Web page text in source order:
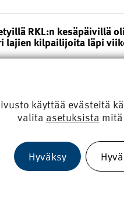
RKL:n kesäpäivillä
lajien kilpailijoita läpi
golfia pelasi Nokian
nuoret ottelivat
jo toisen kerran
Pyynikin
viikonloppuna kisailtiin
yhdistyksen
hyvinvoinnin eteen.
käyttää evästeitä
valita asetuksista
Hyväksy